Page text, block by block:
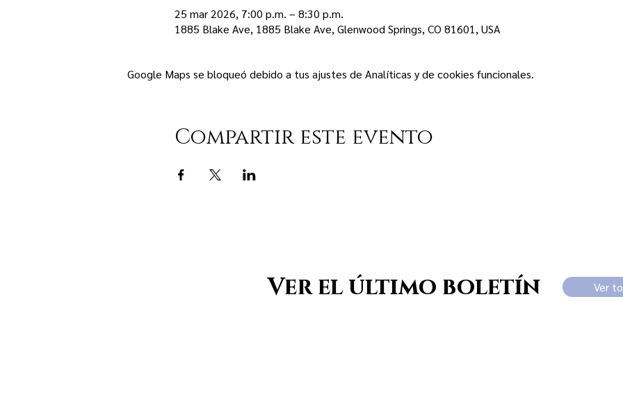
25 mar 2026, 7:00 p.m. – 8:30 p.m.
1885 Blake Ave, 1885 Blake Ave, Glenwood Springs, CO 81601, USA
Google Maps se bloqueó debido a tus ajustes de Analíticas y de cookies funcionales.
Compartir este evento
Ver el último boletín Ver